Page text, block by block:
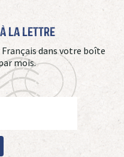
La Lettre
Français dans votre boîte
mois.